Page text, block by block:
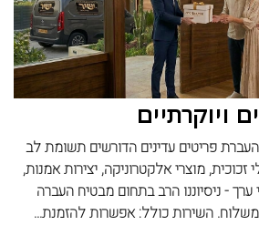
ויוקרתיים
פריטים עדינים הדורשים תשומת לב
מוצרי אלקטרוניקה, יצירות אמנות,
ערך - ניסיוננו הרב בתחום מבטיח העברה
השירות כולל: אפשרות להזמנת...